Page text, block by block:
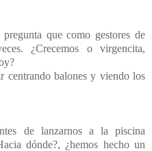
pregunta que como gestores de
¿Crecemos o virgencita,
centrando balones y viendo los
de lanzarnos a la piscina
dónde?, ¿hemos hecho un